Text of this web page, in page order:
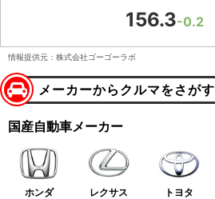
156.3-0.2
情報提供元：株式会社ゴーゴーラボ
メーカーからクルマをさがす
国産自動車メーカー
ホンダ レクサス トヨタ